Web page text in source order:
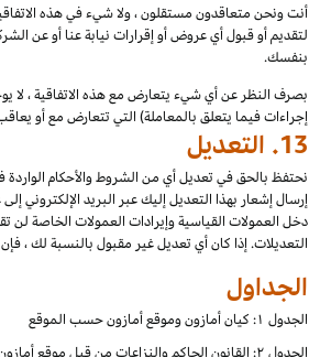
أنت ونحن متعاقدون مستقلون ، ولا شيء في هذه
لتقديم أو قبول أي عروض أو إقرارات نيابة عنا أو عن
بنفسك.
بصرف النظر عن أي شيء يتعارض مع هذه الاتفاقية ، لا
إجراءات فيما يتعلق بالمعاملة) التي تتعارض مع أو
13. التعديل
نحتفظ بالحق في تعديل أي من الشروط والأحكام
إرسال إشعار بهذا التعديل إليك عبر البريد الإلكتروني
دخل العمولات القياسية وإيرادات العمولات الخاصة
التعديلات. إذا كان أي تعديل غير مقبول بالنسبة لك ، فإن
الجداول
الجدول ۱: كيان أمازون وموقع أمازون حسب الموقع
الجدول ۲: القانون الحاكم والنزاعات من قبل موقع أمازون